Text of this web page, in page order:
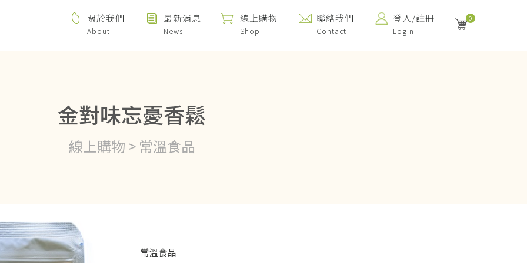
關於我們
About
最新消息
News
線上購物
Shop
聯絡我們
Contact
登入/註冊
Login
0
金對味忘憂香鬆
線上購物 > 常溫食品
常溫食品